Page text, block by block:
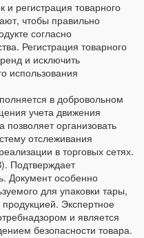
и регистрация товарного
чтобы правильно
согласно
Регистрация товарного
и исключить
использования
в добровольном
учета движения
организовать
отслеживания
в торговых сетях.
Подтверждает
Документ особенно
для упаковки тары,
Экспертное
и является
безопасности товара.